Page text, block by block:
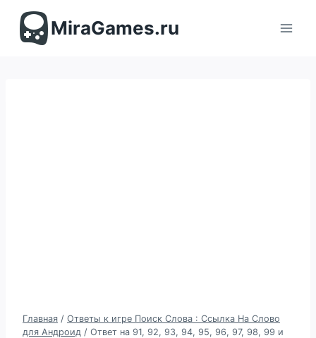
содержимомуMiraGames.ru
Главная / Ответы к игре Поиск Слова : Ссылка На Слово
для Андроид / Ответ на 91, 92, 93, 94, 95, 96, 97, 98, 99 и